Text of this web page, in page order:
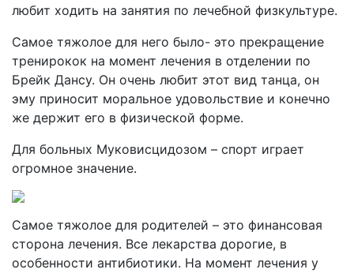
любит ходить на занятия по лечебной физкультуре.
Самое тяжолое для него было- это прекращение
тренирокок на момент лечения в отделении по
Брейк Дансу. Он очень любит этот вид танца, он
эму приносит моральное удовольствие и конечно
же держит его в физической форме.
Для больных Муковисцидозом – спорт играет
огромное значение.
Самое тяжолое для родителей – это финансовая
сторона лечения. Все лекарства дорогие, в
особенности антибиотики. На момент лечения у